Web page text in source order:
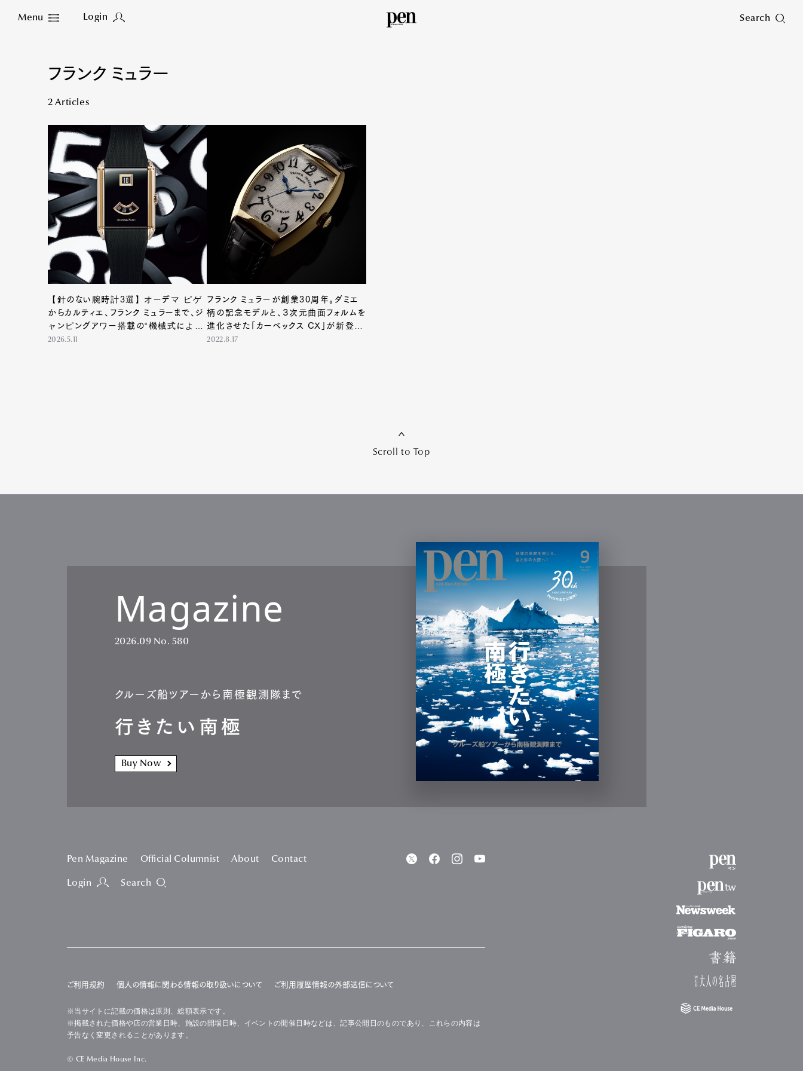
Menu Login Search
Close
Art&Design Watch
Fashion
Pen Membership Official Columnist About Contact
Pen tw
フランク ミュラー
2 Articles
【針のない腕時計3選】オーデマ ピゲ
からカルティエ、フランク ミュラーまで、ジ
ャンピングアワー搭載の“機械式による
デジタル表示”
2026.5.11
フランク ミュラーが創業30周年。ダミエ
柄の記念モデルと、３次元曲面フォルムを
進化させた「カーベックス CX」が新登
場！
2022.8.17
Scroll to Top
Magazine
2026.09 No. 580
クルーズ船ツアーから南極観測隊まで
行きたい南極
Buy Now
Pen Magazine Official Columnist About Contact
Login Search
ご利用規約 個人の情報に関わる情報の取り扱いについて ご利用履歴情報の外部送信について
※当サイトに記載の価格は原則、総額表示です。
※掲載された価格や店の営業日時、施設の開場日時、イベントの開催日時などは、記事公開日のものであり、これらの内容は
予告なく変更されることがあります。
© CE Media House Inc.